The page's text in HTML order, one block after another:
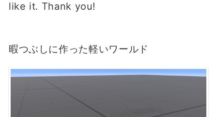
like it․ Thank youǃ
暇つぶしに作った軽いワールド